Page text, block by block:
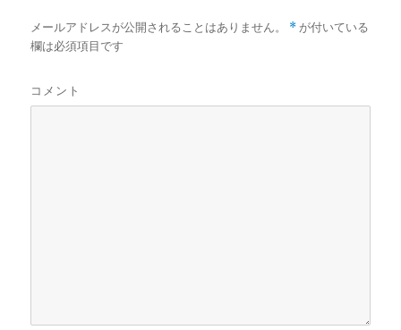
メールアドレスが公開されることはありません。 * が付いている
欄は必須項目です
コメント